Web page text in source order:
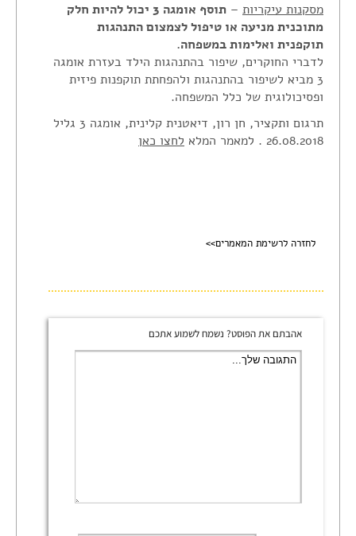
מסקנות עיקריות –
תוסף אומגה 3 יכול להיות חלק
מתוכנית מניעה או טיפול לצמצום התנהגות
תוקפנית ואלימות במשפחה.
לדברי החוקרים, שיפור בהתנהגות הילד בעזרת אומגה
3 מביא לשיפור בהתנהגות ולהפחתת תוקפנות פיזית
ופסיכולוגית של כלל המשפחה.
תרגום ותקציר, חן רון, דיאטנית קלינית, אומגה 3 גליל
26.08.2018 . למאמר המלא
לחצו כאן
לחזרה לרשימת המאמרים>>
אהבתם את הפוסט? נשמח לשמוע אתכם